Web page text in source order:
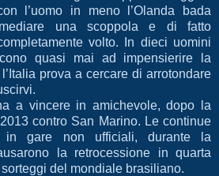
l’uomo in meno l’Olanda bada
una scoppola e di fatto
volto. In dieci uomini
quasi mai ad impensierire la
prova a cercare di arrotondare
a vincere in amichevole, dopo la
contro San Marino. Le continue
in gare non ufficiali, durante la
la retrocessione in quarta
del mondiale brasiliano.